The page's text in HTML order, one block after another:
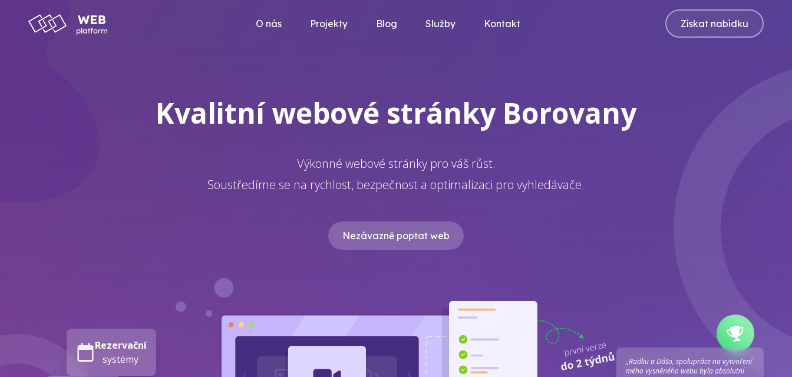
O nás Projekty Blog Služby Kontakt Získat nabídku
Kvalitní webové stránky Borovany
Výkonné webové stránky pro váš růst.
Soustředíme se na rychlost, bezpečnost a optimalizaci pro vyhledávače.
Nezávazně poptat web
Rezervační
systémy
„Radku a Dášo, spolupráce na vytvoření
mého vysněného webu byla absolutní